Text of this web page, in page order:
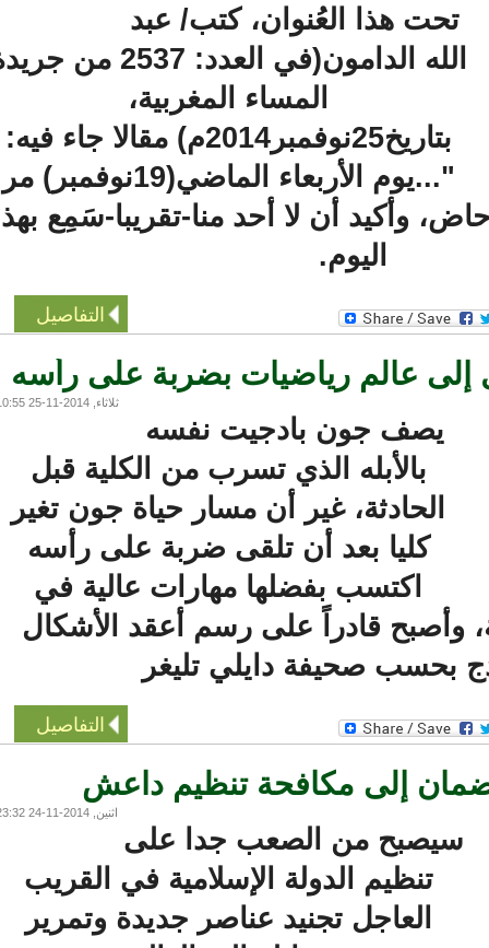
تحت هذا العُنوان، كتب/ عبد
الله الدامون(في العدد: 2537 من جريدة
المساء المغربية،
بتاريخ25نوفمبر2014م) مقالا جاء فيه:
"...يوم الأربعاء الماضي(19نوفمبر) مر
وأكيد أن لا أحد منا-تقريبا-سَمِع بهذا
اليوم.
التفاصيل
عالم رياضيات بضربة على رأسه
ثلاثاء, 2014-11-25 10:55
يصف جون بادجيت نفسه
بالأبله الذي تسرب من الكلية قبل
الحادثة، غير أن مسار حياة جون تغير
كليا بعد أن تلقى ضربة على رأسه
اكتسب بفضلها مهارات عالية في
وأصبح قادراً على رسم أعقد الأشكال
بحسب صحيفة دايلي تليغر
التفاصيل
إلى مكافحة تنظيم داعش
اثنين, 2014-11-24 23:32
سيصبح من الصعب جدا على
تنظيم الدولة الإسلامية في القريب
العاجل تجنيد عناصر جديدة وتمرير